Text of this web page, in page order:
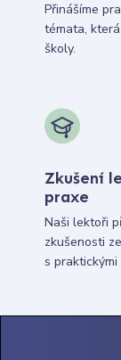
Přinášíme
témata,
školy.
Zkušení
praxe
Naši lektoři
zkušenosti
s